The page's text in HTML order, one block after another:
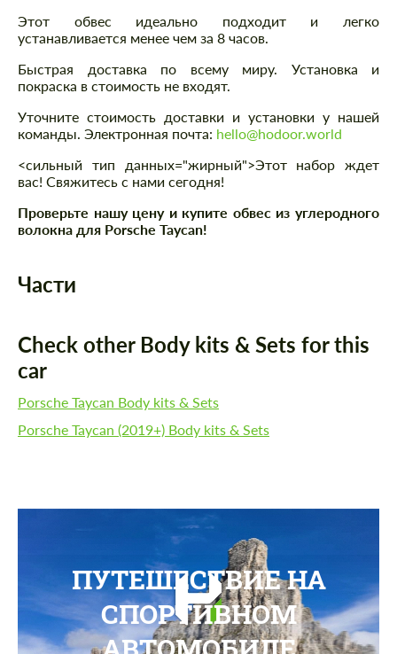
Этот обвес идеально подходит и легко
устанавливается менее чем за 8 часов.
Быстрая доставка по всему миру. Установка и
покраска в стоимость не входят.
Уточните стоимость доставки и установки у нашей
команды. Электронная почта: hello@hodoor.world
<сильный тип данных="жирный">Этот набор ждет
вас! Свяжитесь с нами сегодня!
Проверьте нашу цену и купите обвес из углеродного
волокна для Porsche Taycan!
Части
Check other Body kits & Sets for this
car
Porsche Taycan Body kits & Sets
Porsche Taycan (2019+) Body kits & Sets
ПУТЕШЕСТВИЕ НА
СПОРТИВНОМ